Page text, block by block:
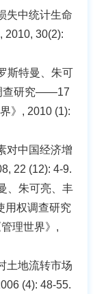
失中统计生命
2010, 30(2):
斯特曼、朱可
查研究——17
》, 2010 (1):
对中国经济增
22 (12): 4-9.
、朱可亮、丰
用权调查研究
理世界》,
土地流转市场
(4): 48-55.